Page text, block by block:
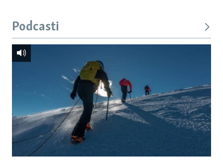
Podcasti